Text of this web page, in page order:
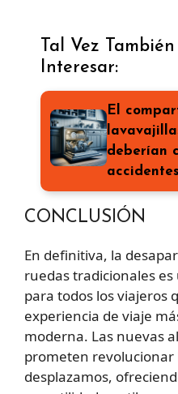
Tal Vez
Interesar:
El
deberían
accidentes
CONCLUSIÓN
En definitiva, la
ruedas tradicionales
para todos los viajeros
experiencia de viaje
moderna. Las nuevas
prometen
desplazamos,